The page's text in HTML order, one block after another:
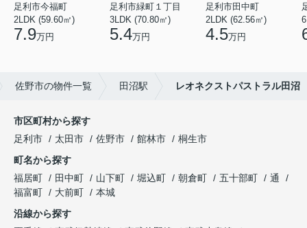
足利市今福町
2LDK (59.60㎡)
7.9万円
足利市緑町１丁目
3LDK (70.80㎡)
5.4万円
足利市田中町
2LDK (62.56㎡)
4.5万円
佐野市の物件一覧 田沼駅 レオネクストパストラル田沼
市区町村から探す
足利市
太田市 佐野市 館林市
桐生市
町名から探す
福居町
田中町 山下町 堀込町 朝倉町 五十部町
通
福富町
大前町
本城
沿線から探す